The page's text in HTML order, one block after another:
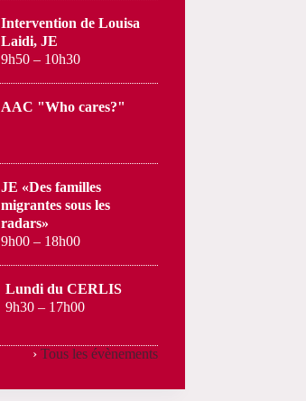
Intervention de Louisa
Laidi, JE
9h50 – 10h30
AAC "Who cares?"
JE «Des familles
migrantes sous les
radars»
9h00 – 18h00
Lundi du CERLIS
9h30 – 17h00
› Tous les évènements